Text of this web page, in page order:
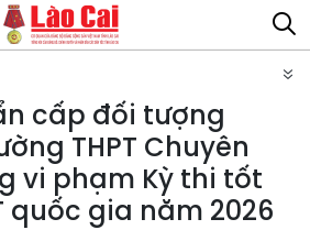
cấp đối tượng
THPT Chuyên
vi phạm Kỳ thi tốt
quốc gia năm 2026